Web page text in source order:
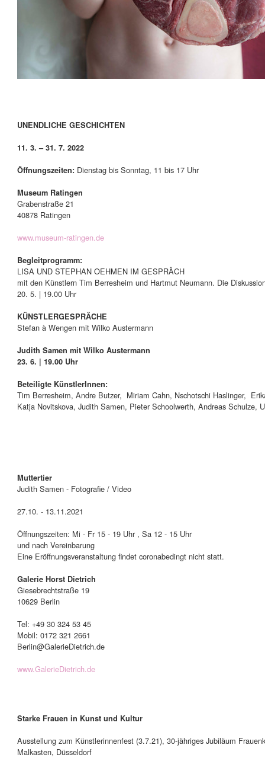
UNENDLICHE GESCHICHTEN
11. 3. – 31. 7. 2022
Öffnungszeiten: Dienstag bis Sonntag, 11 bis 17 Uhr
Museum Ratingen
Grabenstraße 21
40878 Ratingen
www.museum-ratingen.de
Begleitprogramm:
LISA UND STEPHAN OEHMEN IM GESPRÄCH
mit den Künstlern Tim Berresheim und Hartmut Neumann. Die
20. 5. | 19.00 Uhr
KÜNSTLERGESPRÄCHE
Stefan à Wengen mit Wilko Austermann
Judith Samen mit Wilko Austermann
23. 6. | 19.00 Uhr
Beteiligte KünstlerInnen:
Tim Berresheim, Andre Butzer, Miriam Cahn, Nschotschi Haslinger,
Katja Novitskova, Judith Samen, Pieter Schoolwerth, Andreas Schulze,
Muttertier
Judith Samen - Fotografie / Video
27.10. - 13.11.2021
Öffnungszeiten: Mi - Fr 15 - 19 Uhr , Sa 12 - 15 Uhr
und nach Vereinbarung
Eine Eröffnungsveranstaltung findet coronabedingt nicht statt.
Galerie Horst Dietrich
Giesebrechtstraße 19
10629 Berlin
Tel: +49 30 324 53 45
Mobil: 0172 321 2661
Berlin@GalerieDietrich.de
www.GalerieDietrich.de
Starke Frauen in Kunst und Kultur
Ausstellung zum Künstlerinnenfest (3.7.21), 30-jähriges Jubiläum
Malkasten, Düsseldorf